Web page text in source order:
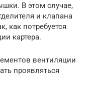
В этом случае,
и клапана
как потребуется
картера.
вентиляции
проявляться